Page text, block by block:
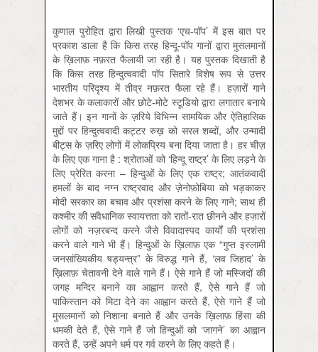
कुणाल पुरोहित द्वारा लिखी पुस्तक ‘एच-पॉप’ में इस बात पर
प्रकाश डाला है कि किस तरह हिन्दू-पॉप गानों द्वारा मुसलमानों
के ख़िलाफ़ नफ़रत फैलायी जा रही है। यह पुस्तक दिखाती है
कि किस तरह हिन्दुत्ववादी पॉप सितारे विशेष रूप से उत्तर
भारतीय परिदृश्य में तीव्र नफ़रत फैला रहे हैं। हज़ारों गाने
देशभर के कलाकारों और छोटे-मोटे स्टूडियो द्वारा लगातार बनाये
जाते हैं। इन गानों के ज़रिये विभिन्न सामयिक और ऐतिहासिक
मुद्दों पर हिन्दुत्ववादी कट्टर रुख़ को सरल शब्दों, और उन्मादी
बीट्स के ज़रिए लोगों में लोकप्रिय बना दिया जाता है। हर चीज़
के लिए एक गाना है : श्रोताओं को ‘हिन्दू राष्ट्र’ के लिए लड़ने के
लिए प्रेरित करना – हिन्दुओं के लिए एक राष्ट्र; आतंकवादी
हमलों के बाद नग्न राष्ट्रवाद और ज़ेनोफ़ोबिया को भड़काकर
मोदी सरकार का बचाव और प्रशंसा करने के लिए गाने; साथ ही
कश्मीर की संवैधानिक स्वायत्तता को रातों-रात छीनने और हज़ारों
लोगों को नज़रबन्द करने जैसे विवादास्पद कार्यों की प्रशंसा
करने वाले गाने भी हैं। हिन्दुओं के ख़िलाफ़ एक “गुप्त इस्लामी
जनसांख्यिकीय षड्यन्त्र” के विरुद्ध गाने हैं, ‘लव जिहाद’ के
ख़िलाफ़ चेतावनी देने वाले गाने हैं। ऐसे गाने हैं जो मस्जिदों की
जगह मन्दिर बनाने का आह्वान करते हैं, ऐसे गाने हैं जो
पाकिस्तान को मिटा देने का आह्वान करते हैं, ऐसे गाने हैं जो
मुसलमानों को निशाना बनाते हैं और उनके ख़िलाफ़ हिंसा की
धमकी देते हैं, ऐसे गाने हैं जो हिन्दुओं को ‘जागने’ का आह्वान
करते हैं, उन्हें अपने धर्म पर गर्व करने के लिए कहते हैं।